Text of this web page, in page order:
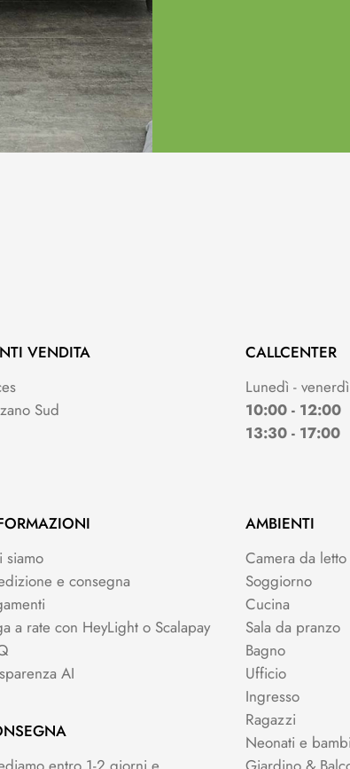
VENDITA
Sud
CALLCENTER
Lunedì - venerdì
10:00 - 12:00
13:30 - 17:00
siamo
e consegna
a rate con HeyLight o Scalapay
AI
AMBIENTI
Camera da letto
Soggiorno
Cucina
Sala da pranzo
Bagno
Ufficio
Ingresso
Ragazzi
Neonati e